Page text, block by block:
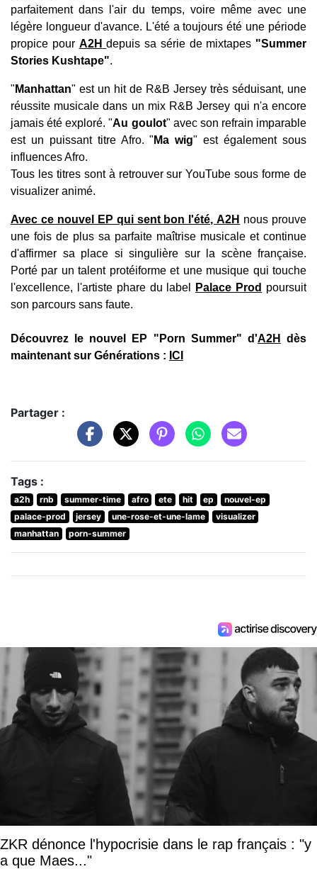
parfaitement dans l'air du temps, voire même avec une
légère longueur d'avance. L'été a toujours été une période
propice pour A2H depuis sa série de mixtapes "Summer
Stories Kushtape".
" Manhattan" est un hit de R&B Jersey très séduisant, une
réussite musicale dans un mix R&B Jersey qui n'a encore
jamais été exploré. "Au goulot" avec son refrain imparable
est un puissant titre Afro. " Ma wig" est également sous
influences Afro.
Tous les titres sont à retrouver sur YouTube sous forme de
visualizer animé.
Avec ce nouvel EP qui sent bon l'été,A2H nous prouve
une fois de plus sa parfaite maîtrise musicale et continue
d'affirmer sa place si singulière sur la scène française.
Porté par un talent protéiforme et une musique qui touche
l'excellence, l'artiste phare du label
Palace Prod poursuit
son parcours sans faute.
Découvrez le nouvel EP "Porn Summer" d'A2H
dès
maintenant sur Générations : ICI
Partager :
Tags :
a2h rnb summer-time afro ete hit ep
nouvel-ep
palace-prod
jersey une-rose-et-une-lame
visualizer
manhattan
porn-summer
ZKR dénonce l'hypocrisie dans le rap français : "y
a que Maes..."